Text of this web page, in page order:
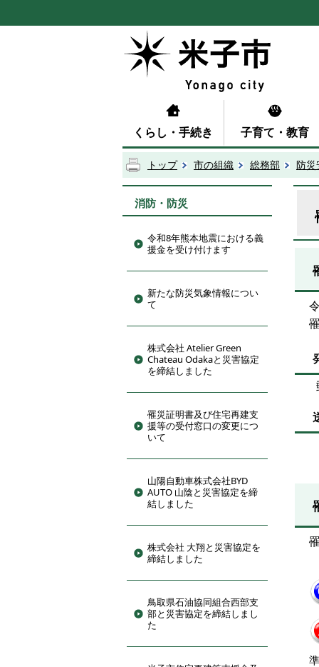
くらし・手続き 子育て・教育
トップ 市の組織 総務部 防災
消防・防災
令和8年熊本地震における義
援金を受け付けます
新たな防災気象情報につい
て
株式会社 Atelier Green
Chateau Odakaと災害協定
を締結しました
罹災証明書及び住宅再建支
援等の受付窓口の変更につ
いて
山陽自動車株式会社BYD
AUTO 山陰と災害協定を締
結しました
株式会社 大翔と災害協定を
締結しました
鳥取県石油協同組合西部支
部と災害協定を締結しまし
た